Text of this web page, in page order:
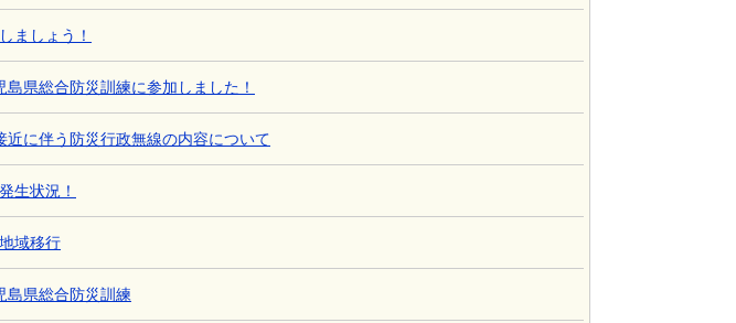
ましょう！
島県総合防災訓練に参加しました！
近に伴う防災行政無線の内容について
生状況！
域移行
島県総合防災訓練